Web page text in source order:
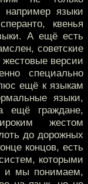
языки
квенья
А ещё есть
советские
версии
специально
ещё к языкам
языки,
ещё граждане,
жестом
до дорожных
концов, есть
которыми
и мы понимаем,